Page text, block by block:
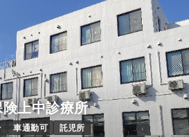
上中診療所
車通勤可 託児所